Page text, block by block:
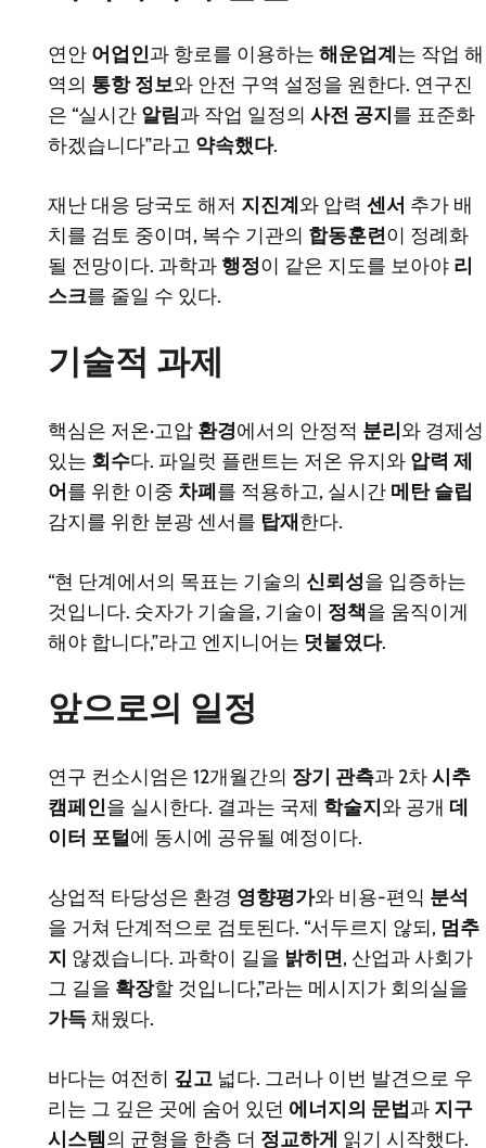
연안 어업인과 항로를 이용하는 해운업계 는 작업 해
역의 통항 정보와 안전 구역 설정을 원한다. 연구진
은 “실시간 알림과 작업 일정의 사전 공지 를 표준화
하겠습니다”라고 약속했다.
재난 대응 당국도 해저 지진계 와 압력 센서 추가 배
치를 검토 중이며, 복수 기관의 합동훈련이 정례화
될 전망이다. 과학과 행정이 같은 지도를 보아야 리
스크를 줄일 수 있다.
기술적 과제
핵심은 저온·고압 환경에서의 안정적 분리 와 경제성
있는 회수다. 파일럿 플랜트는 저온 유지와 압력 제
어 를 위한 이중 차폐 를 적용하고, 실시간 메탄 슬립
감지를 위한 분광 센서를 탑재 한다.
“현 단계에서의 목표는 기술의 신뢰성을 입증하는
것입니다. 숫자가 기술을, 기술이 정책을 움직이게
해야 합니다,”라고 엔지니어는 덧붙였다.
앞으로의 일정
연구 컨소시엄은 12개월간의 장기 관측과 2차시추
캠페인을 실시한다. 결과는 국제 학술지 와 공개 데
이터 포털에 동시에 공유될 예정이다.
상업적 타당성은 환경 영향평가와 비용-편익 분석
을 거쳐 단계적으로 검토된다. “서두르지 않되, 멈추
지 않겠습니다. 과학이 길을 밝히면, 산업과 사회가
그 길을 확장할 것입니다,”라는 메시지가 회의실을
가득채웠다.
바다는 여전히 깊고 넓다. 그러나 이번 발견으로 우
리는 그 깊은 곳에 숨어 있던 에너지의 문법 과 지구
시스템 의 균형을 한층 더 정교하게 읽기 시작했다.